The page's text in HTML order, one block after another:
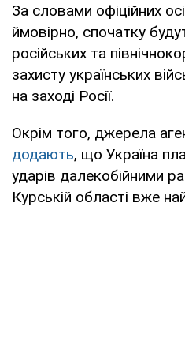
За словами офіційних
ймовірно, спочатку
російських та
захисту українських
на заході Росії.
Окрім того, джерела
додають, що Україна
ударів далекобійними
Курській області вже